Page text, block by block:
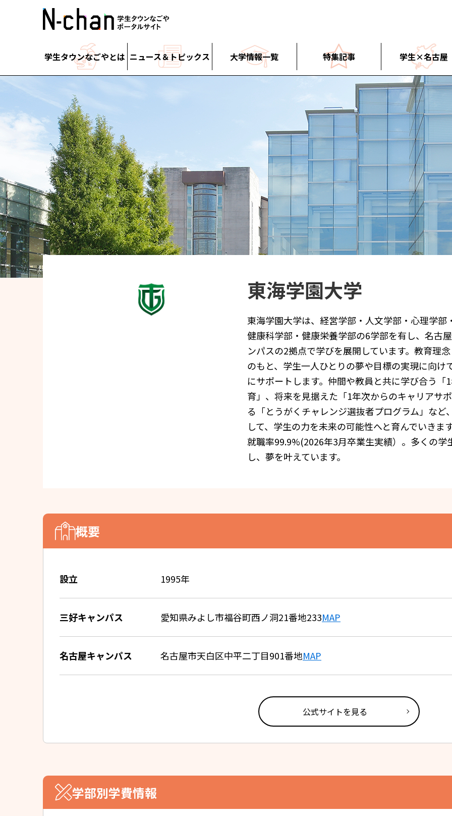
学生タウンなごやとは ニュース＆トピックス 大学情報一覧 特集記事 学生×名古屋
東海学園大学
東海学園大学は、経営学部・人文学部・心理学部
健康科学部・健康栄養学部の6学部を有し、名古
ンパスの2拠点で学びを展開しています。教育理
のもと、学生一人ひとりの夢や目標の実現に向け
にサポートします。仲間や教員と共に学び合う「
育」、将来を見据えた「1年次からのキャリアサ
る「とうがくチャレンジ選抜者プログラム」など
して、学生の力を未来の可能性へと育んでいきま
就職率99.9%(2026年3月卒業生実績）。多くの学
し、夢を叶えています。
概要
設立 1995年
三好キャンパス 愛知県みよし市福谷町西ノ洞21番地233MAP
名古屋キャンパス 名古屋市天白区中平二丁目901番地MAP
公式サイトを見る
学部別学費情報